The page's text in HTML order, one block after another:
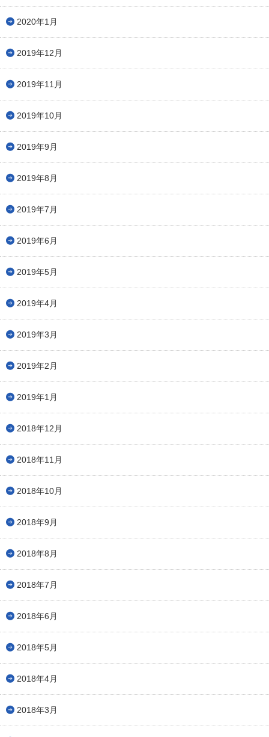
2020年1月
2019年12月
2019年11月
2019年10月
2019年9月
2019年8月
2019年7月
2019年6月
2019年5月
2019年4月
2019年3月
2019年2月
2019年1月
2018年12月
2018年11月
2018年10月
2018年9月
2018年8月
2018年7月
2018年6月
2018年5月
2018年4月
2018年3月